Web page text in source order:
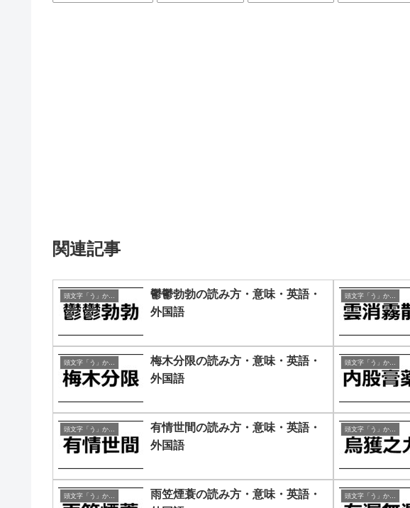
関連記事
鬱鬱勃勃の読み方・意味・英語・
外国語
梅木分限の読み方・意味・英語・
外国語
頭文字「う」から始まる四字熟語
有情世間の読み方・意味・英語・
外国語
頭文字「う」から始まる四字熟語
頭文字「う」から始まる四字熟語
雨笠煙蓑の読み方・意味・英語・
頭文字「う」から始まる四字熟語